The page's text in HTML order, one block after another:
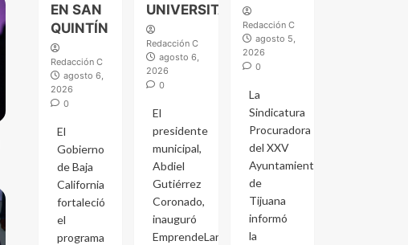
EN SAN
QUINTÍN
Redacción C
agosto 6,
2026
0
El
Gobierno
de Baja
California
fortaleció
el
programa
UNIVERSITARIO
Redacción C
agosto 6,
2026
0
El
presidente
municipal,
Abdiel
Gutiérrez
Coronado,
inauguró
EmprendeLand
Redacción C
agosto 5,
2026
0
La
Sindicatura
Procuradora
del XXV
Ayuntamiento
de
Tijuana
informó
la